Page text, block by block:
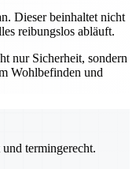
Dieser beinhaltet nicht
reibungslos abläuft.
nur Sicherheit, sondern
Wohlbefinden und
termingerecht.